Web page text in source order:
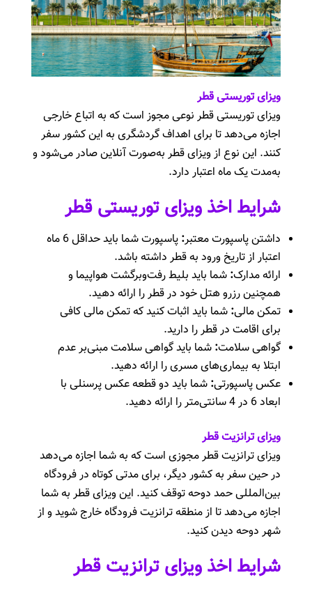
ویزای توریستی قطر
ویزای توریستی قطر نوعی مجوز است که به اتباع خارجی
اجازه می‌دهد تا برای اهداف گردشگری به این کشور سفر
کنند. این نوع از ویزای قطر به‌صورت آنلاین صادر می‌شود و
به‌مدت یک ماه اعتبار دارد.
شرایط اخذ ویزای توریستی قطر
داشتن پاسپورت معتبر:
پاسپورت شما باید حداقل 6 ماه
اعتبار از تاریخ ورود به قطر داشته باشد.
ارائه مدارک: شما باید بلیط رفت‌وبرگشت هواپیما و
همچنین رزرو هتل خود در قطر را ارائه دهید.
تمکن مالی: شما باید اثبات کنید که تمکن مالی کافی
برای اقامت در قطر را دارید.
گواهی سلامت: شما باید گواهی سلامت مبنی‌بر عدم
ابتلا به بیماری‌های مسری را ارائه دهید.
عکس پاسپورتی: شما باید دو قطعه عکس پرسنلی با
ابعاد 6 در 4 سانتی‌متر را ارائه دهید.
ویزای ترانزیت قطر
ویزای ترانزیت قطر مجوزی است که به شما اجازه می‌دهد
در حین سفر به کشور دیگر، برای مدتی کوتاه در فرودگاه
بین‌المللی حمد دوحه توقف کنید. این ویزای قطر به شما
اجازه می‌دهد تا از منطقه ترانزیت فرودگاه خارج شوید و از
شهر دوحه دیدن کنید.
شرایط اخذ ویزای ترانزیت قطر